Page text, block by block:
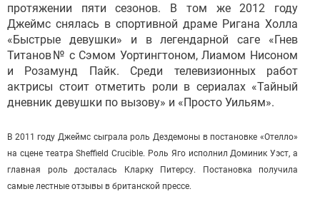
протяжении пяти сезонов. В том же 2012 году
Джеймс снялась в спортивной драме Ригана Холла
«Быстрые девушки» и в легендарной саге «Гнев
Титанов№ с Сэмом Уортингтоном, Лиамом Нисоном
и Розамунд Пайк. Среди телевизионных работ
актрисы стоит отметить роли в сериалах «Тайный
дневник девушки по вызову» и «Просто Уильям».
В 2011 году Джеймс сыграла роль Дездемоны в постановке «Отелло»
на сцене театра Sheffield Crucible. Роль Яго исполнил Доминик Уэст, а
главная роль досталась Кларку Питерсу. Постановка получила
самые лестные отзывы в британской прессе.